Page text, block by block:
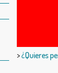
>¿Quieres